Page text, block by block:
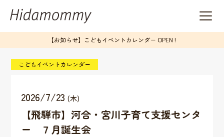
【お知らせ】こどもイベントカレンダー OPEN !
こどもイベントカレンダー
2026/7/23 (木)
【飛騨市】河合・宮川子育て支援センタ
ー ７月誕生会